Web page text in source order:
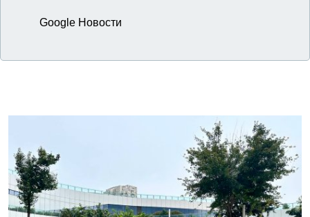
Google Новости